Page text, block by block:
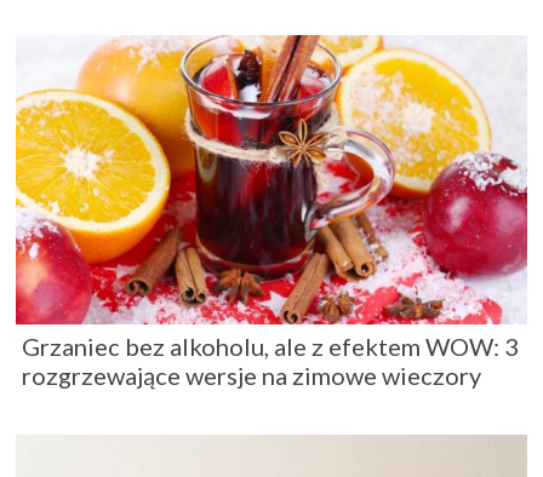
Grzaniec bez alkoholu, ale z efektem WOW: 3
rozgrzewające wersje na zimowe wieczory